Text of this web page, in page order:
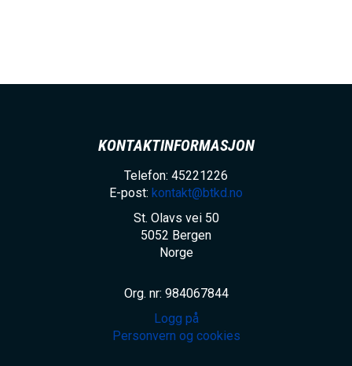
KONTAKTINFORMASJON
Telefon: 45221226
E-post: kontakt@btkd.no
St. Olavs vei 50
5052 Bergen
Norge
Org. nr: 984067844
Logg på
Personvern og cookies